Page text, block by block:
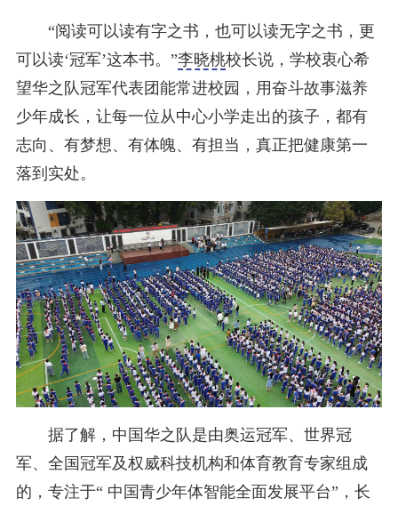
“阅读可以读有字之书，也可以读无字之书，更
可以读‘冠军’这本书。”李晓桃校长说，学校衷心希
望华之队冠军代表团能常进校园，用奋斗故事滋养
少年成长，让每一位从中心小学走出的孩子，都有
志向、有梦想、有体魄、有担当，真正把健康第一
落到实处。
据了解，中国华之队是由奥运冠军、世界冠
军、全国冠军及权威科技机构和体育教育专家组成
的，专注于“ 中国青少年体智能全面发展平台” ，长